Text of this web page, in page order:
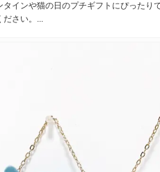
タインや猫の日のプチギフトにぴったり
さい。...